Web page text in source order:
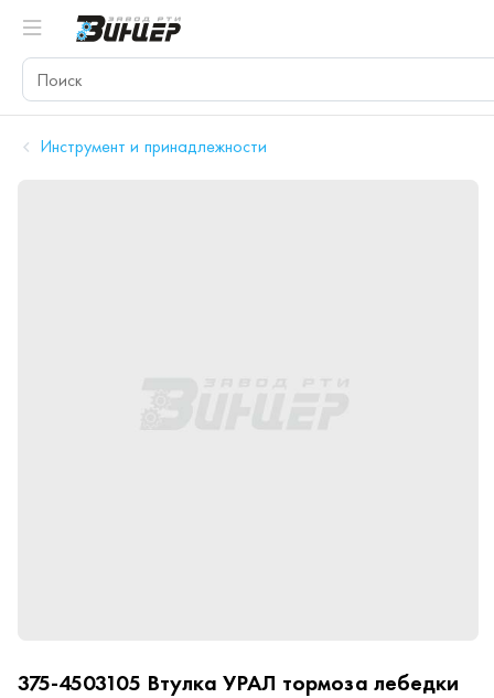
Инструмент и принадлежности
375-4503105 Втулка УРАЛ тормоза лебедки